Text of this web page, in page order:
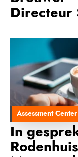
Directeur
Assessment Center
In